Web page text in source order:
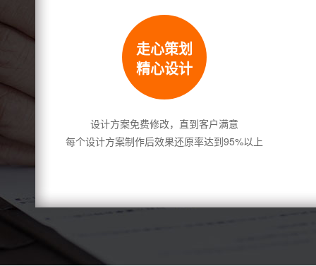
走心策划
精心设计
设计方案免费修改，直到客户满意
每个设计方案制作后效果还原率达到95%以上